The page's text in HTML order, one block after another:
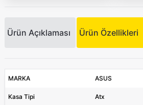
Ürün Açıklaması Ürün Özellikleri
MARKA ASUS
Kasa Tipi Atx